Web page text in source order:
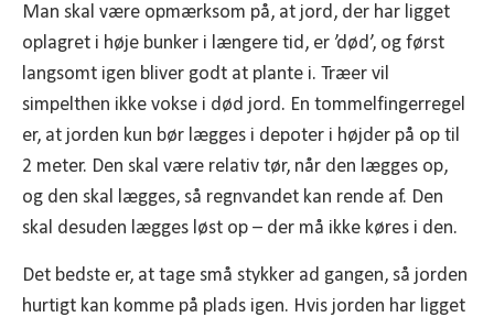
Man skal være opmærksom på, at jord, der har ligget
oplagret i høje bunker i længere tid, er ’død’, og først
langsomt igen bliver godt at plante i. Træer vil
simpelthen ikke vokse i død jord. En tommelfingerregel
er, at jorden kun bør lægges i depoter i højder på op til
2 meter. Den skal være relativ tør, når den lægges op,
og den skal lægges, så regnvandet kan rende af. Den
skal desuden lægges løst op – der må ikke køres i den.
Det bedste er, at tage små stykker ad gangen, så jorden
hurtigt kan komme på plads igen. Hvis jorden har ligget